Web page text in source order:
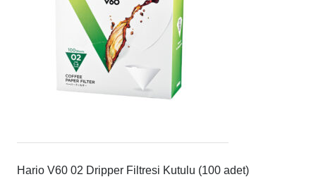
Hario V60 02 Dripper Filtresi Kutulu (100 adet)